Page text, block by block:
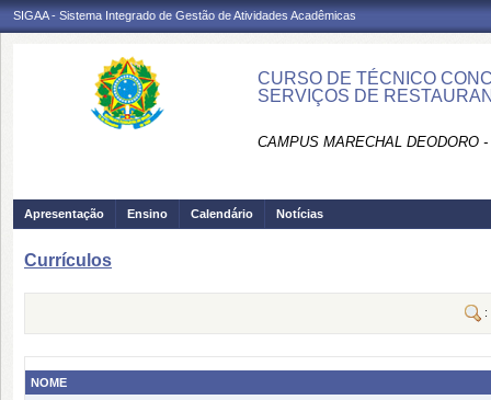
SIGAA - Sistema Integrado de Gestão de Atividades Acadêmicas
CURSO DE TÉCNICO
SERVIÇOS DE
CAMPUS MARECHAL DEODORO
Apresentação Ensino Calendário Notícias
Currículos
:
NOME